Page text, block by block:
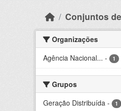
Conjuntos
Organizações
Agência Nacional... - 1
Grupos
Geração Distribuída - 1